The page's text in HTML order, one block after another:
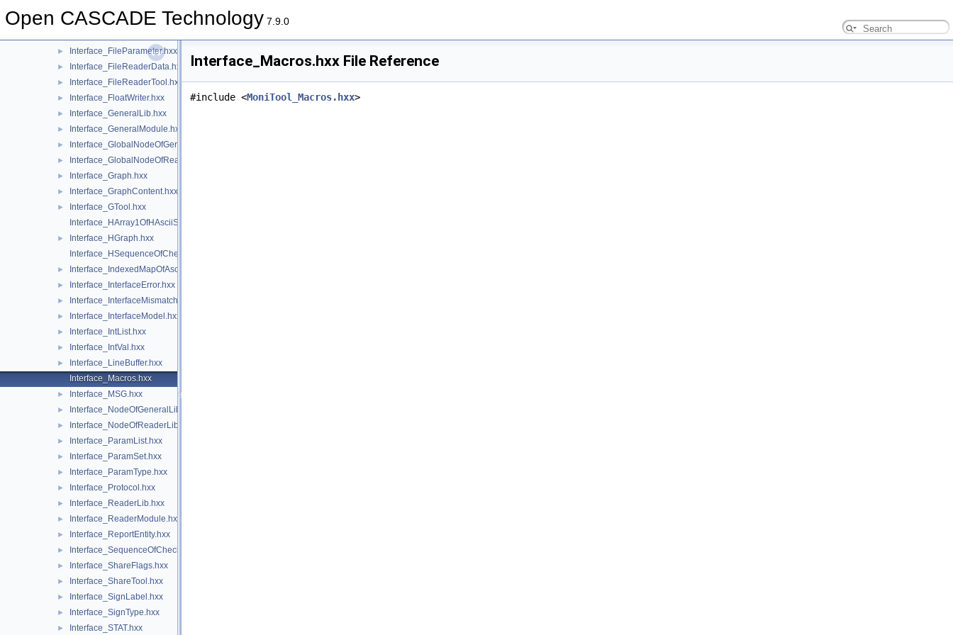
Open CASCADE Technology 7.9.0
► Interface_EntityIterator.hxx
► Interface_FileParameter.hxx
► Interface_FileReaderData.hxx
► Interface_FileReaderTool.hxx
► Interface_FloatWriter.hxx
► Interface_GeneralLib.hxx
► Interface_GeneralModule.hxx
► Interface_GlobalNodeOfGeneralLib.hxx
► Interface_GlobalNodeOfReaderLib.hxx
► Interface_Graph.hxx
► Interface_GraphContent.hxx
►
Interface_GTool.hxx
Interface_HArray1OfHAsciiString.hxx
►
Interface_HGraph.hxx
Interface_HSequenceOfCheck.hxx
► Interface_IndexedMapOfAsciiString.hxx
► Interface_InterfaceError.hxx
► Interface_InterfaceMismatch.hxx
► Interface_InterfaceModel.hxx
► Interface_IntList.hxx
► Interface_IntVal.hxx
►
Interface_LineBuffer.hxx
Interface_Macros.hxx
► Interface_MSG.hxx
► Interface_NodeOfGeneralLib.hxx
► Interface_NodeOfReaderLib.hxx
► Interface_ParamList.hxx
► Interface_ParamSet.hxx
► Interface_ParamType.hxx
► Interface_Protocol.hxx
► Interface_ReaderLib.hxx
► Interface_ReaderModule.hxx
► Interface_ReportEntity.hxx
► Interface_SequenceOfCheck.hxx
► Interface_ShareFlags.hxx
► Interface_ShareTool.hxx
► Interface_SignLabel.hxx
► Interface_SignType.hxx
► Interface_STAT.hxx
Interface_Macros.hxx File Reference
#include <MoniTool_Macros.hxx>